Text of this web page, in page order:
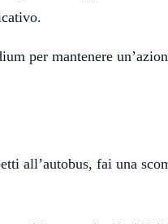
per mantenere
all’autobus, fai una